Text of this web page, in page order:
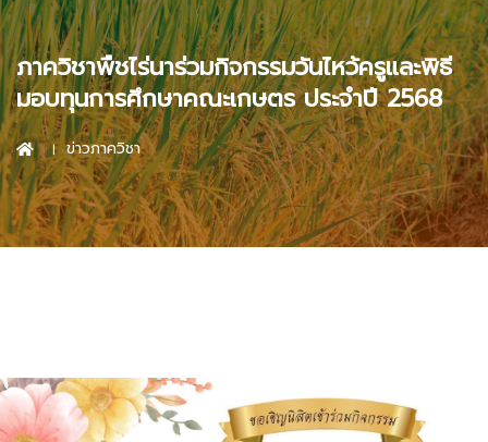
ภาควิชาพืชไร่นาร่วมกิจกรรมวันไหว้ครูและพิธี
มอบทุนการศึกษาคณะเกษตร ประจำปี 2568
ข่าวภาควิชา